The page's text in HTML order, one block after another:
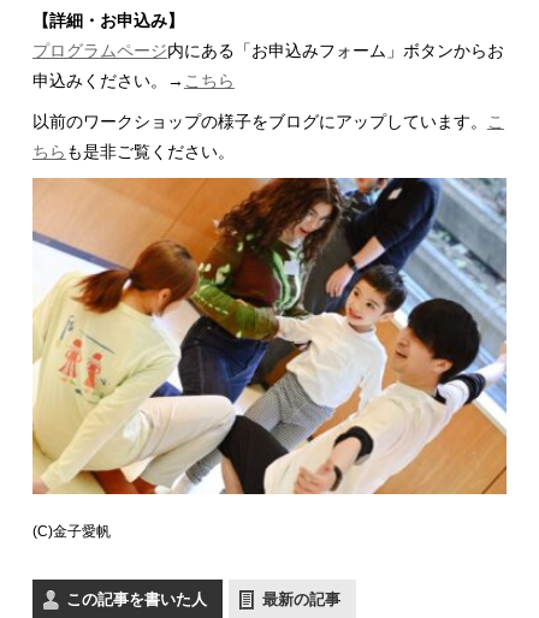
【詳細・お申込み】
プログラムページ内にある「お申込みフォーム」ボタンからお
申込みください。→ こちら
以前のワークショップの様子をブログにアップしています。
こ
ちら も是非ご覧ください。
(C)金子愛帆
この記事を書いた人 最新の記事